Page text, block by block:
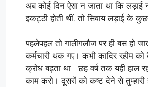
अब कोई दिन ऐसा न जाता था कि
इकट्ठी होती थीं, तो सिवाय लड़ाई के
पहलेपहल तो गालीगलौज पर ही बस हो
कर्मचारी थक गए। कभी कादिर रहीम
क्रोध बढ़ता था। छह वर्ष तक यही हाल
काम करो। दूसरों को कष्ट देने से